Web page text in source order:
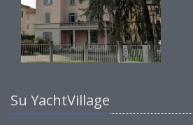
Su YachtVillage